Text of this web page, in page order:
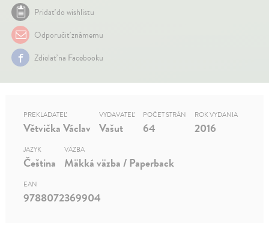
Pridať do wishlistu
Odporučiť známemu
Zdielať na Facebooku
PREKLADATEĽ
Větvička Václav
VYDAVATEĽ
Vašut
POČET STRÁN
64
ROK VYDANIA
2016
JAZYK
Čeština
VÄZBA
Mäkká väzba / Paperback
EAN
9788072369904